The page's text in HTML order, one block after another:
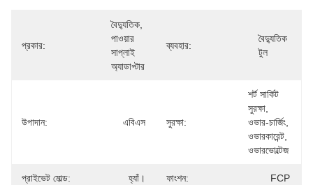
প্রকার:
বৈদ্যুতিক,
পাওয়ার
সাপ্লাই
অ্যাডাপ্টার
ব্যবহার:
বৈদ্যুতিক
টুল
উপাদান: এবিএস সুরক্ষা:
শর্ট সার্কিট
সুরক্ষা,
ওভার-চার্জিং,
ওভারকারেন্ট,
ওভারভোল্টেজ
প্রাইভেট মোল্ড: হ্যাঁ। ফাংশন: FCP